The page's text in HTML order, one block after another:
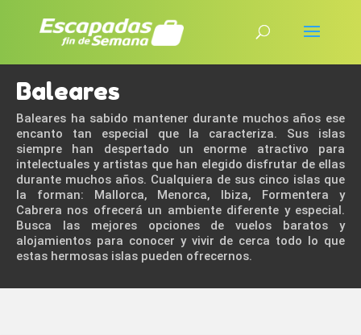
Baleares
Baleares ha sabido mantener durante muchos años ese
encanto tan especial que la caracteriza. Sus islas
siempre han despertado un enorme atractivo para
intelectuales y artistas que han elegido disfrutar de ellas
durante muchos años. Cualquiera de sus cinco islas que
la forman: Mallorca, Menorca, Ibiza, Formentera y
Cabrera nos ofrecerá un ambiente diferente y especial.
Busca las mejores opciones de vuelos baratos y
alojamientos para conocer y vivir de cerca todo lo que
estas hermosas islas pueden ofrecernos.